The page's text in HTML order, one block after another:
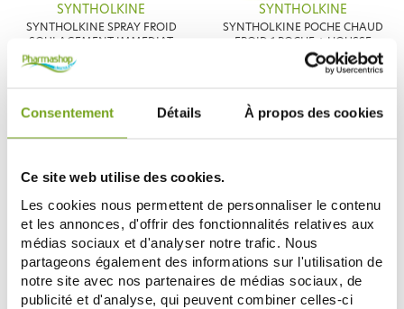
Consentement Détails À propos des cookies
Ce site web utilise des cookies.
Les cookies nous permettent de personnaliser le contenu
et les annonces, d'offrir des fonctionnalités relatives aux
médias sociaux et d'analyser notre trafic. Nous
partageons également des informations sur l'utilisation de
notre site avec nos partenaires de médias sociaux, de
publicité et d'analyse, qui peuvent combiner celles-ci
SYNTHOLKINE
SYNTHOLKINE SPRAY FROID
SOULAGEMENT IMMEDIAT
SYNTHOLKINE
SYNTHOLKINE POCHE CHAUD
FROID 1 POCHE + HOUSSE
6,48 €